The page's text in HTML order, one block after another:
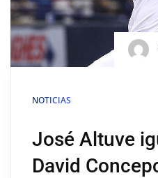
NOTICIAS
José Altuve
David